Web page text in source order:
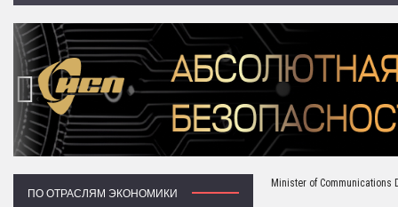
‹
ПО ОТРАСЛЯМ ЭКОНОМИКИ
Minister of Communications